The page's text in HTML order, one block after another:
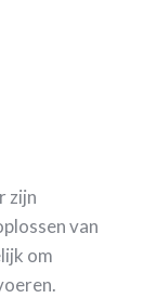
zijn
van
om